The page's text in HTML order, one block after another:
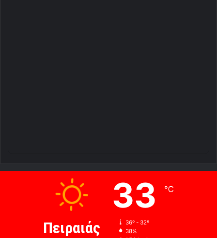
Πειραιάς
33 ℃
36º - 32º
38%